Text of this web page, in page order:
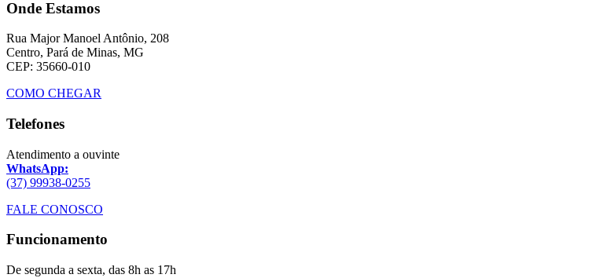
Onde Estamos
Rua Major Manoel Antônio, 208
Centro, Pará de Minas, MG
CEP: 35660-010
COMO CHEGAR
Telefones
Atendimento a ouvinte
WhatsApp:
(37) 99938-0255
FALE CONOSCO
Funcionamento
De segunda a sexta, das 8h as 17h